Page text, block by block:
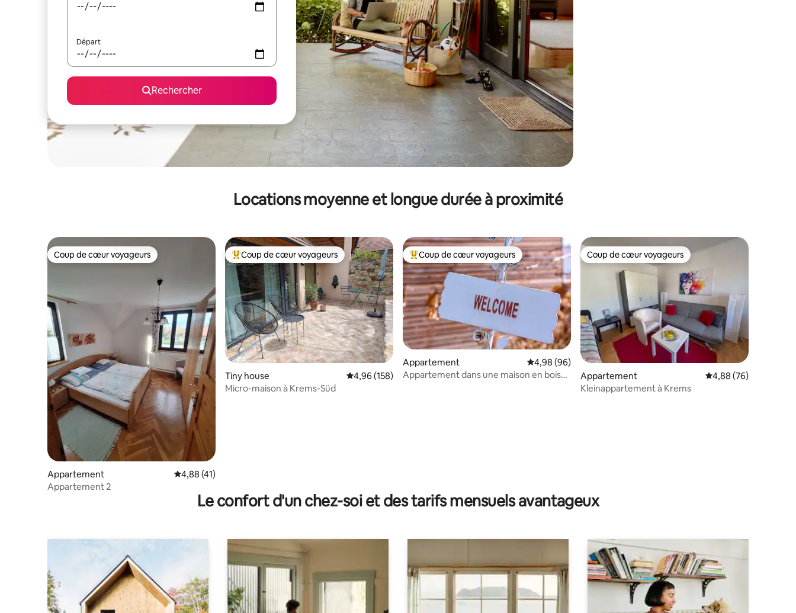
Départ
Rechercher
Locations moyenne et longue durée à proximité
Coup de cœur voyageurs
Coup de cœur voyageurs
Appartement Évaluation moyenne sur la base de 41 commentaires : 4,88 sur 5
4,88 (41)
Appartement 2
Coups de cœur voyageurs les plus appréciés
Coup de cœur voyageurs
Tiny house Évaluation moyenne sur la base de 158 commentaires : 4,96 sur 5
4,96 (158)
Micro-maison à Krems-Süd
Coups de cœur voyageurs les plus appréciés
Coup de cœur voyageurs
Appartement Évaluation moyenne sur la base de 96 commentaires : 4,98 sur 5
4,98 (96)
Appartement dans une maison en bois
Coup de cœur voyageurs
Coup de cœur voyageurs
Appartement Évaluation moyenne
4,88 (76)
Kleinappartement à Krems
Le confort d'un chez-soi et des tarifs mensuels avantageux